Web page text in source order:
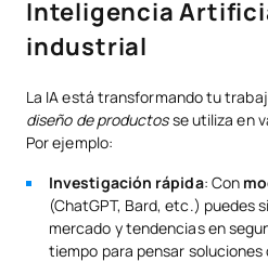
Inteligencia
industrial
La IA está transformando tu
diseño de productosse utiliza en
Por ejemplo:
Investigación rápida: Con
(ChatGPT, Bard, etc.) puedes
mercado y tendencias en
tiempo para pensar soluciones